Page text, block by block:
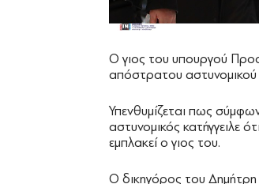
Ο γιος του υπουργού
απόστρατου αστυνομικού
Υπενθυμίζεται πως
αστυνομικός κατήγγειλε
εμπλακεί ο γιος του.
Ο δικηγόρος του